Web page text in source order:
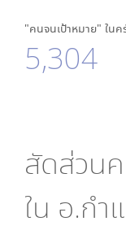
"คนจนเป้าหมาย" ใน
5,304
สัดส่วน
ใน อ.กำ